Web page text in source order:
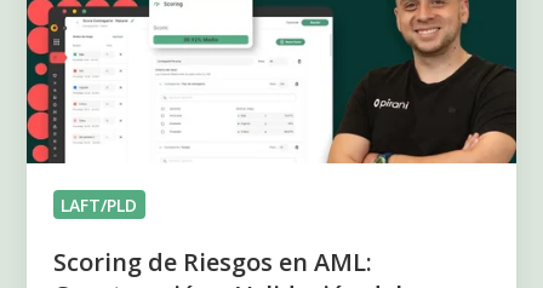
en
AML:
Construcción
y
Validación
Modelo
LAFT/PLD
Scoring de Riesgos en AML: